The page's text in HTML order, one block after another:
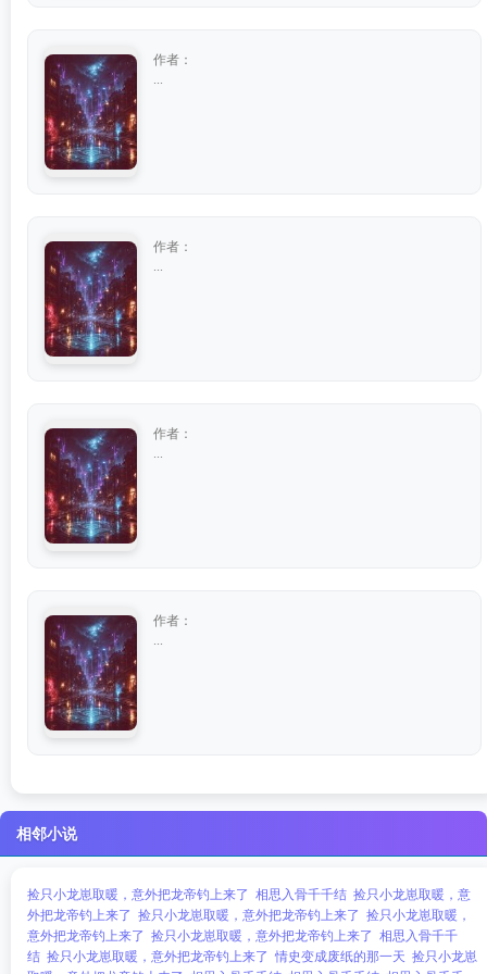
作者：
作者：
作者：
作者：
相邻小说
捡只小龙崽取暖，意外把龙帝钓上来了 相思入骨千千结 捡只小龙崽取暖，意
外把龙帝钓上来了 捡只小龙崽取暖，意外把龙帝钓上来了 捡只小龙崽取暖，
意外把龙帝钓上来了 捡只小龙崽取暖，意外把龙帝钓上来了 相思入骨千千
结 捡只小龙崽取暖，意外把龙帝钓上来了 情史变成废纸的那一天 捡只小龙崽